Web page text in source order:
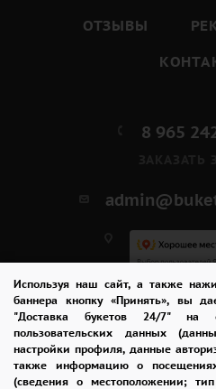
Используя наш сайт, а также
баннера кнопку «Принять», вы
"Доставка букетов 24/7" на
пользовательских данных
настройки профиля, данные
также информацию о
(сведения о местоположении;
ОТЗЫВЫ
8 965
ул.